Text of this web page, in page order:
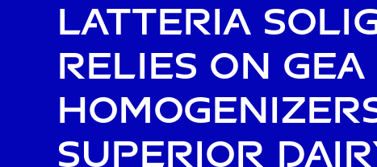
Latteria
Relies on GEA
Superior